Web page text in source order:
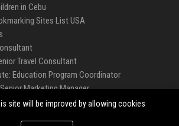
in Cebu
Sites List USA
Travel Consultant
Education Program Coordinator
Marketing Manager
Senior Financial Analyst
site will be improved by allowing cookies